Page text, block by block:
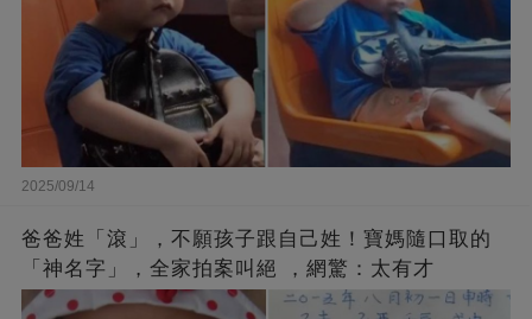
2025/09/14
爸爸姓「滾」，不願孩子跟自己姓！寶媽隨口取的
「神名字」，全家拍案叫絕 ，網驚：太有才